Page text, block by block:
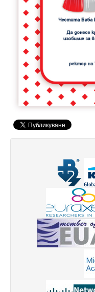
Факултети
Машинно-
Факултет по
Колежи
Колеж в
Департамент ЕПОС
Отдели и Центрове
Високотехнологичен
Библиотека